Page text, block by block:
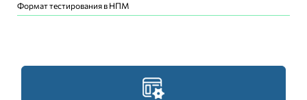
Формат тестирования в НПМ